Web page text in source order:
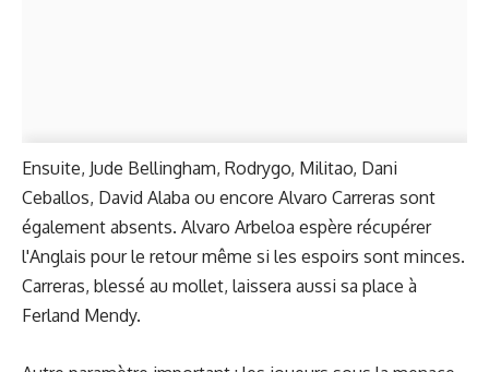
Ensuite, Jude Bellingham, Rodrygo, Militao, Dani
Ceballos, David Alaba ou encore Alvaro Carreras sont
également absents. Alvaro Arbeloa espère récupérer
l'Anglais pour le retour même si les espoirs sont minces.
Carreras, blessé au mollet, laissera aussi sa place à
Ferland Mendy.